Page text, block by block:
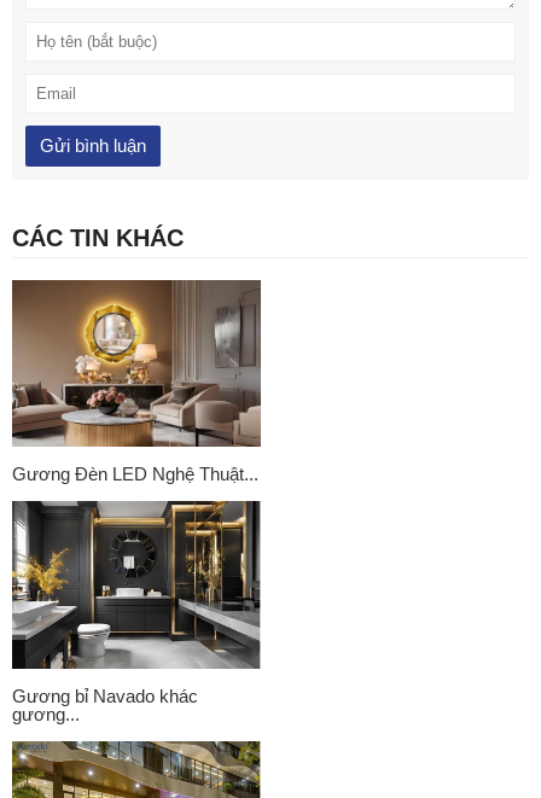
CÁC TIN KHÁC
Gương Đèn LED Nghệ Thuật...
Gương bỉ Navado khác
gương...